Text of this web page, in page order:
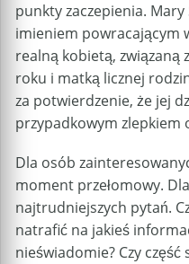
punkty zaczepienia.
imieniem powracającym
realną kobietą, związaną
roku i matką licznej
za potwierdzenie, że jej
przypadkowym zlepkiem
Dla osób
moment przełomowy.
najtrudniejszych pytań.
natrafić na jakieś
nieświadomie? Czy część